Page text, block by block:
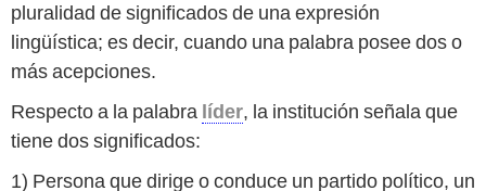
pluralidad de significados de una expresión
lingüística; es decir, cuando una palabra posee dos o
más acepciones.
Respecto a la palabra líder, la institución señala que
tiene dos significados:
1) Persona que dirige o conduce un partido político, un